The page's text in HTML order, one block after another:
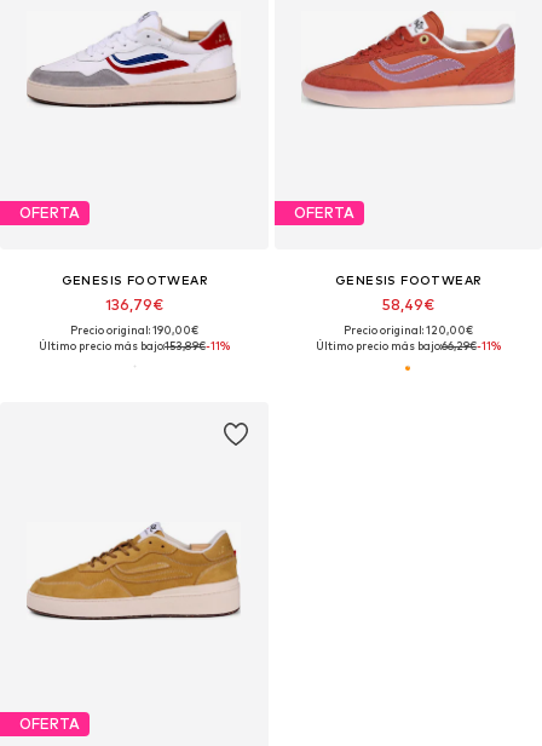
OFERTA
GENESIS FOOTWEAR
136,79€
Precio original: 190,00€
Último precio más bajo:153,89€-11%
OFERTA
GENESIS FOOTWEAR
58,49€
Precio original: 120,00€
Último precio más bajo:66,29€-11%
OFERTA